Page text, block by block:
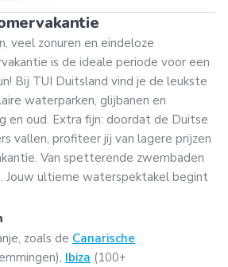
veel zonuren en eindeloze
is de ideale periode voor een
Bij TUI Duitsland vind je de leukste
waterparken, glijbanen en
en oud. Extra fijn: doordat de Duitse
vallen, profiteer jij van lagere prijzen
Van spetterende zwembaden
Jouw ultieme waterspektakel begint
zoals de Canarische
Ibiza (100+